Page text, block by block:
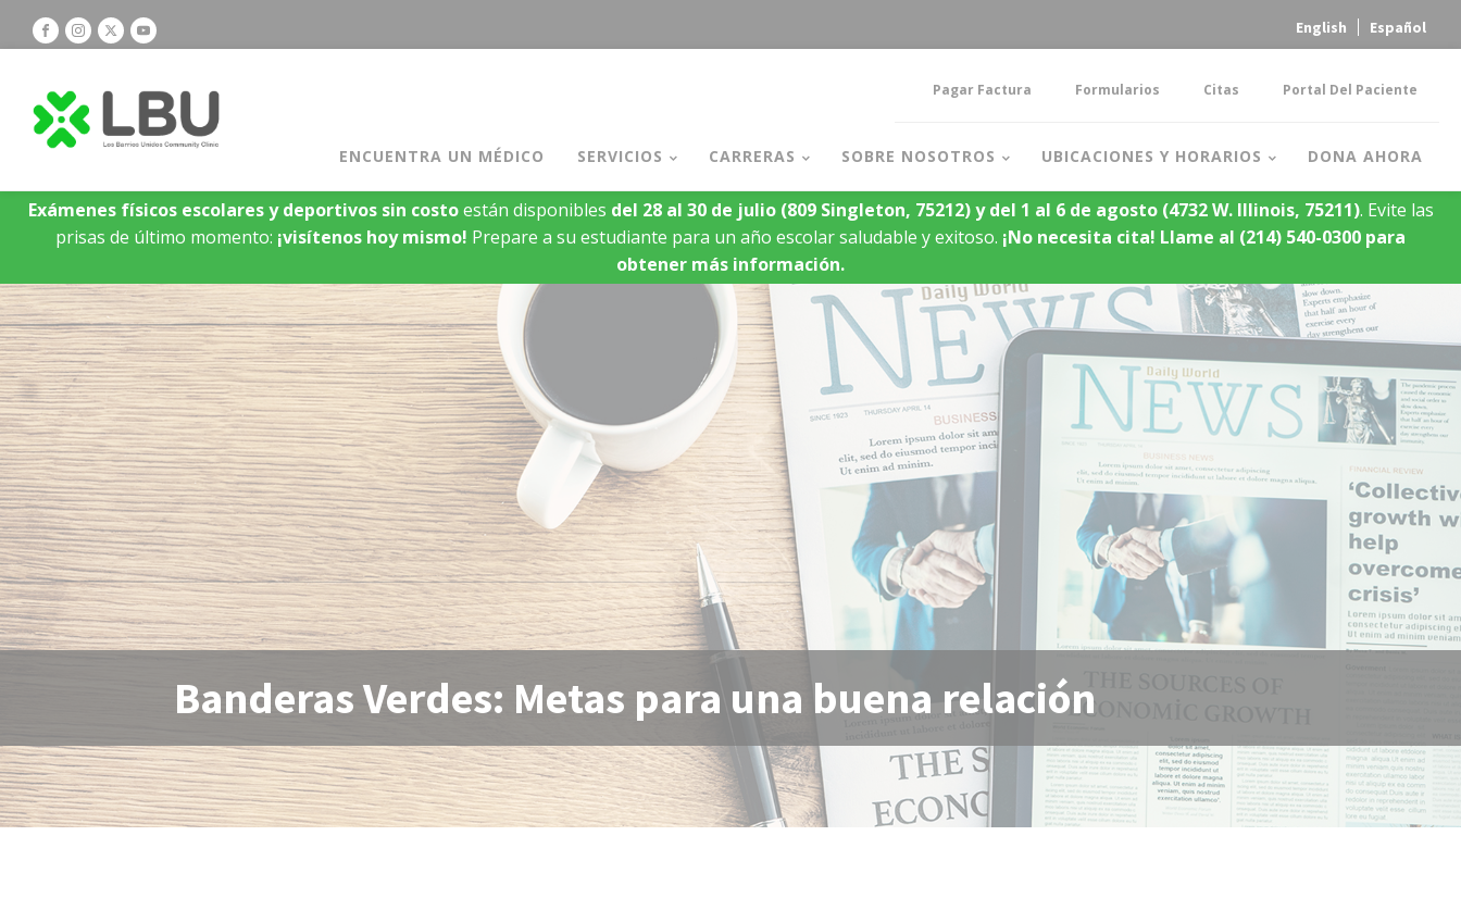
English Español
Pagar Factura Formularios Citas Portal Del Paciente
ENCUENTRA UN MÉDICO SERVICIOS CARRERAS SOBRE NOSOTROS UBICACIONES Y HORARIOS DONA AHORA
Exámenes físicos escolares y deportivos sin costoestán disponibles del 28 al 30 de julio (809 Singleton, 75212) y del 1 al 6 de agosto (4732 W. Illinois, 75211). Evite las
prisas de último momento: ¡visítenos hoy mismo! Prepare a su estudiante para un año escolar saludable y exitoso. ¡No necesita cita! Llame al (214) 540-0300 para
obtener más información.
Banderas Verdes: Metas para una buena relación